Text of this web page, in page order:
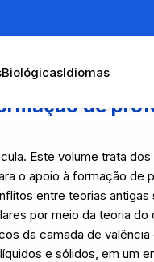
BiológicasIdiomas
de
Este volume trata
o apoio à formação de
entre teorias
por meio da teoria
da camada de
e sólidos, em um